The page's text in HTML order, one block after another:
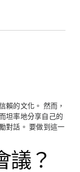
賴的文化。 然而，
坦率地分享自己的
對話。 要做到這一
議？